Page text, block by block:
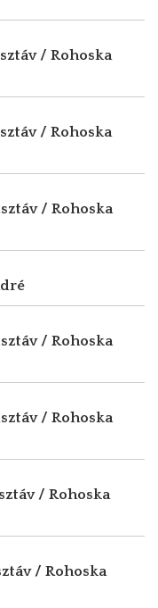
/ Rohoska
/ Rohoska
/ Rohoska
/ Rohoska
/ Rohoska
/ Rohoska
/ Rohoska